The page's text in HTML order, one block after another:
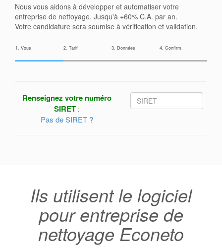
Nous vous aidons à développer et automatiser votre
entreprise de nettoyage. Jusqu'à +60% C.A. par an.
Votre candidature sera soumise à vérification et validation.
1. Vous 2. Tarif 3. Données 4. Confirm.
Renseignez votre numéro
SIRET :
Pas de SIRET ?
Ils utilisent le logiciel
pour entreprise de
nettoyage Econeto